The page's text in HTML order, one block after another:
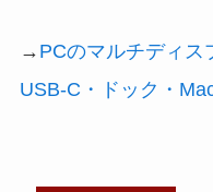
→ PCのマルチディス
USB-C・ドック・